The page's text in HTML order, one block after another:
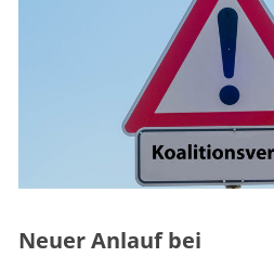
Neuer Anlauf bei